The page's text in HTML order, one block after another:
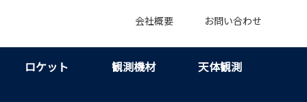
会社概要 お問い合わせ
ロケット 観測機材 天体観測